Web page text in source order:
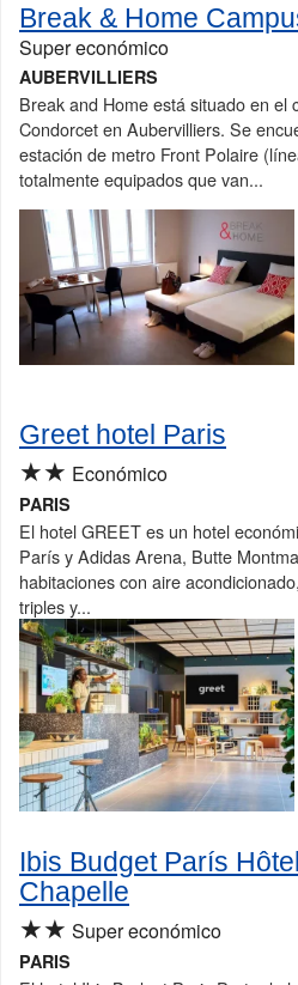
Break & Home
Super económico
AUBERVILLIERS
Break and Home está situado en el
Condorcet en Aubervilliers. Se
estación de metro Front Polaire
totalmente equipados que van...
Greet hotel Paris
★★ Económico
PARIS
El hotel GREET es un hotel
París y Adidas Arena, Butte
habitaciones con aire
triples y...
Ibis Budget París
Chapelle
★★ Super económico
PARIS